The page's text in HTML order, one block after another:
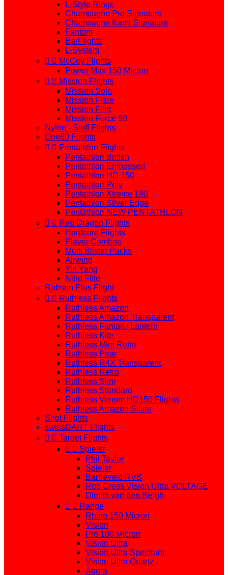
L-Style Rings
Champagne Pro Signature
Champagne Kami Signature
Fantom
BarFlights
L-System
  McCoy Flights
Power Max 150 Micron
  Mission Flights
Mission Solo
Mission Flare
Mission Flint
Mission Force 90
Nylon - Stoff Flights
One80 Flights
  Pentathlon Flights
Pentathlon British
Pentathlon Embossed
Pentathlon HD 150
Pentathlon Poly
Pentathlon Xtreme 180
Pentathlon Silver Edge
Pentathlon NEW PENTATHLON
  Red Dragon Flights
Hardcore Flights
Player Combos
Multi Blister Packs
Airwing
Yin Yang
Nitro Flite
Robson Plus Flight
  Ruthless Flights
Ruthless Amazon
Ruthless Amazon Transparent
Ruthless Fantail / Lantern
Ruthless Kite
Ruthless Mini Retro
Ruthless Pear
Ruthless R4X Transparent
Ruthless Retro
Ruthless Slim
Ruthless Standard
Ruthless Venom HD150 Flights
Ruthless Amazon Silver
Shot Flights
swissDART Flights
  Target Flights
  Spieler
Phil Taylor
Spieler
Barneveld RVB
Rob Cross Vision Ultra VOLTAGE
Dimitri van den Bergh
  Range
Rhino 150 Micron
Vision
Pro 100 Micron
Vision Ultra
Vision Ultra Spectrum
Vision Ultra Quartz
Agora